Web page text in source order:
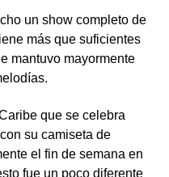
un show completo de
más que suficientes
mantuvo mayormente
que se celebra
su camiseta de
el fin de semana en
fue un poco diferente